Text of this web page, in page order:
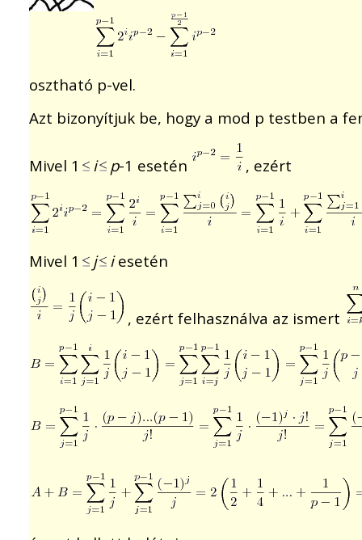
osztható p-vel.
Azt bizonyítjuk be, hogy a mod p testben a
Mivel 1 i p-1 esetén , ezért
Mivel 1 j iesetén
, ezért felhasználva az ismert